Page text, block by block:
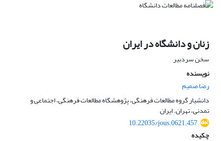
زنان و دانشگاه در ایران
سخن سردبیر
نویسنده
رضا صمیم
دانشیار گروه مطالعات فرهنگی، پژوهشگاه مطالعات فرهنگی، اجتماعی و
تمدنی، تهران. ایران
10.22035/jous.0621.457
چکیده